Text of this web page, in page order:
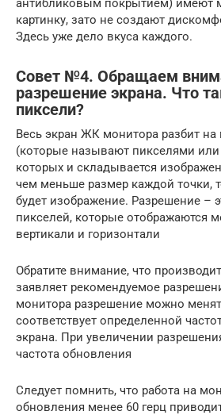
антибликовым покрытием) имеют
картинку, зато не создают
Здесь уже дело вкуса каждого.
Совет №4. Обращаем
разрешение экрана. Что
пиксели?
Весь экран ЖК монитора разбит на
(которые называют пикселями или
которых и складывается
чем меньше размер каждой точки,
будет изображение. Разрешение –
пикселей, которые отображаются
вертикали и горизонтали
Обратите внимание, что
заявляет рекомендуемое
монитора разрешение можно
соответствует определенной
экрана. При увеличении
частота обновления
Следует помнить, что работа на
обновления менее 60 герц